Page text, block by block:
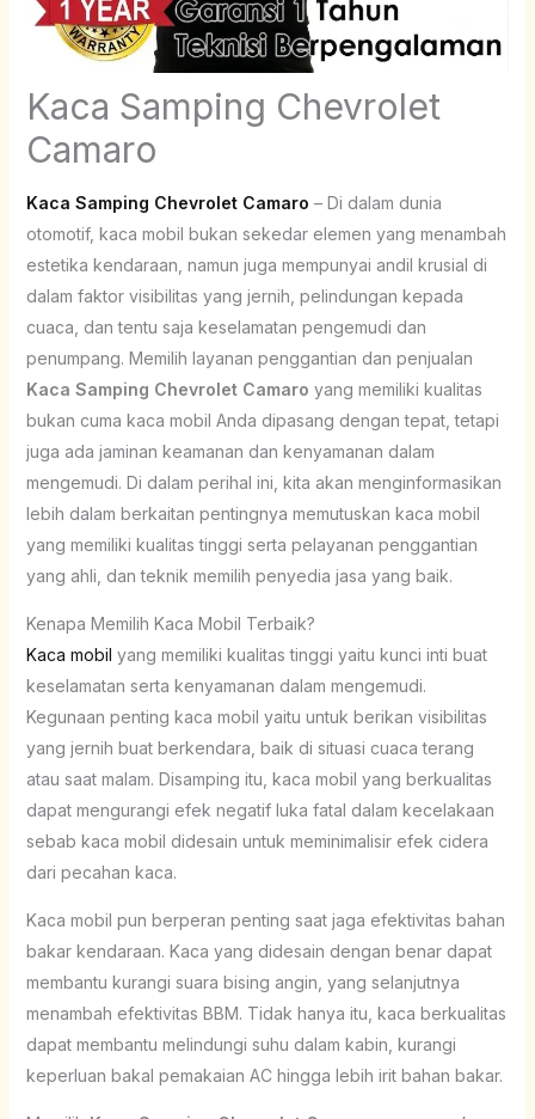
Kaca Samping Chevrolet
Camaro
Kaca Samping Chevrolet Camaro – Di dalam dunia
otomotif, kaca mobil bukan sekedar elemen yang menambah
estetika kendaraan, namun juga mempunyai andil krusial di
dalam faktor visibilitas yang jernih, pelindungan kepada
cuaca, dan tentu saja keselamatan pengemudi dan
penumpang. Memilih layanan penggantian dan penjualan
Kaca Samping Chevrolet Camaro yang memiliki kualitas
bukan cuma kaca mobil Anda dipasang dengan tepat, tetapi
juga ada jaminan keamanan dan kenyamanan dalam
mengemudi. Di dalam perihal ini, kita akan menginformasikan
lebih dalam berkaitan pentingnya memutuskan kaca mobil
yang memiliki kualitas tinggi serta pelayanan penggantian
yang ahli, dan teknik memilih penyedia jasa yang baik.
Kenapa Memilih Kaca Mobil Terbaik?
Kaca mobil yang memiliki kualitas tinggi yaitu kunci inti buat
keselamatan serta kenyamanan dalam mengemudi.
Kegunaan penting kaca mobil yaitu untuk berikan visibilitas
yang jernih buat berkendara, baik di situasi cuaca terang
atau saat malam. Disamping itu, kaca mobil yang berkualitas
dapat mengurangi efek negatif luka fatal dalam kecelakaan
sebab kaca mobil didesain untuk meminimalisir efek cidera
dari pecahan kaca.
Kaca mobil pun berperan penting saat jaga efektivitas bahan
bakar kendaraan. Kaca yang didesain dengan benar dapat
membantu kurangi suara bising angin, yang selanjutnya
menambah efektivitas BBM. Tidak hanya itu, kaca berkualitas
dapat membantu melindungi suhu dalam kabin, kurangi
keperluan bakal pemakaian AC hingga lebih irit bahan bakar.